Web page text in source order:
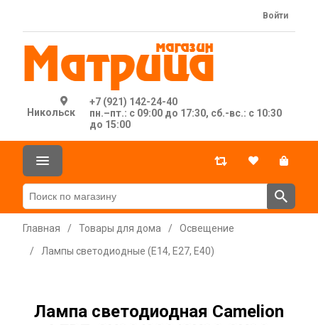
Никольск
+7 (921) 142-24-40
пн.–пт.: с 09:00 до 17:30, сб.-вс.: с 10:30
до 15:00
Войти
Главная / Товары для дома /
Освещение
/
Лампы светодиодные (Е14, E27, E40)
Лампа светодиодная Camelion